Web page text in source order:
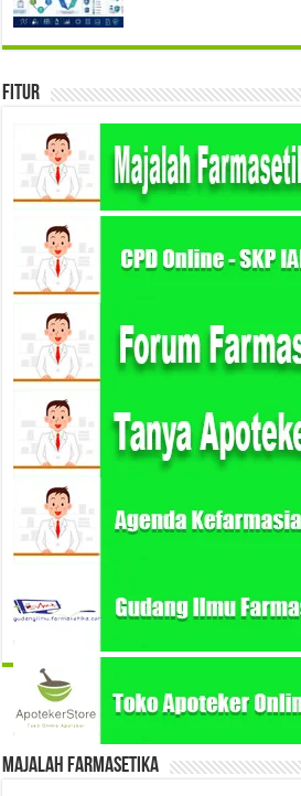
Fitur
Majalah Farmasetika